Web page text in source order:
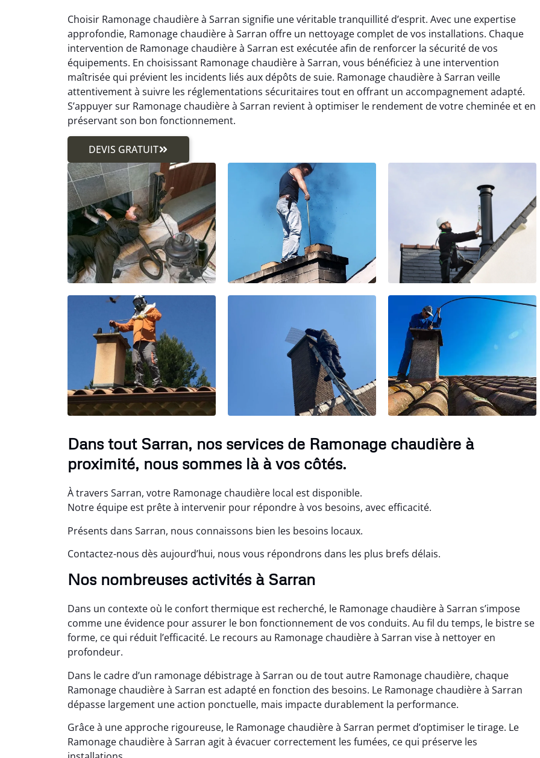
Choisir Ramonage chaudière à Sarran signifie une véritable tranquillité d’esprit. Avec une expertise
approfondie, Ramonage chaudière à Sarran offre un nettoyage complet de vos installations. Chaque
intervention de Ramonage chaudière à Sarran est exécutée afin de renforcer la sécurité de vos
équipements. En choisissant Ramonage chaudière à Sarran, vous bénéficiez à une intervention
maîtrisée qui prévient les incidents liés aux dépôts de suie. Ramonage chaudière à Sarran veille
attentivement à suivre les réglementations sécuritaires tout en offrant un accompagnement adapté.
S’appuyer sur Ramonage chaudière à Sarran revient à optimiser le rendement de votre cheminée et en
préservant son bon fonctionnement.
DEVIS GRATUIT
Dans tout Sarran, nos services de Ramonage chaudière à
proximité, nous sommes là à vos côtés.
À travers Sarran, votre Ramonage chaudière local est disponible.
Notre équipe est prête à intervenir pour répondre à vos besoins, avec efficacité.
Présents dans Sarran, nous connaissons bien les besoins locaux.
Contactez-nous dès aujourd’hui, nous vous répondrons dans les plus brefs délais.
Nos nombreuses activités à Sarran
Dans un contexte où le confort thermique est recherché, le Ramonage chaudière à Sarran s’impose
comme une évidence pour assurer le bon fonctionnement de vos conduits. Au fil du temps, le bistre se
forme, ce qui réduit l’efficacité. Le recours au Ramonage chaudière à Sarran vise à nettoyer en
profondeur.
Dans le cadre d’un ramonage débistrage à Sarran ou de tout autre Ramonage chaudière, chaque
Ramonage chaudière à Sarran est adapté en fonction des besoins. Le Ramonage chaudière à Sarran
dépasse largement une action ponctuelle, mais impacte durablement la performance.
Grâce à une approche rigoureuse, le Ramonage chaudière à Sarran permet d’optimiser le tirage. Le
Ramonage chaudière à Sarran agit à évacuer correctement les fumées, ce qui préserve les